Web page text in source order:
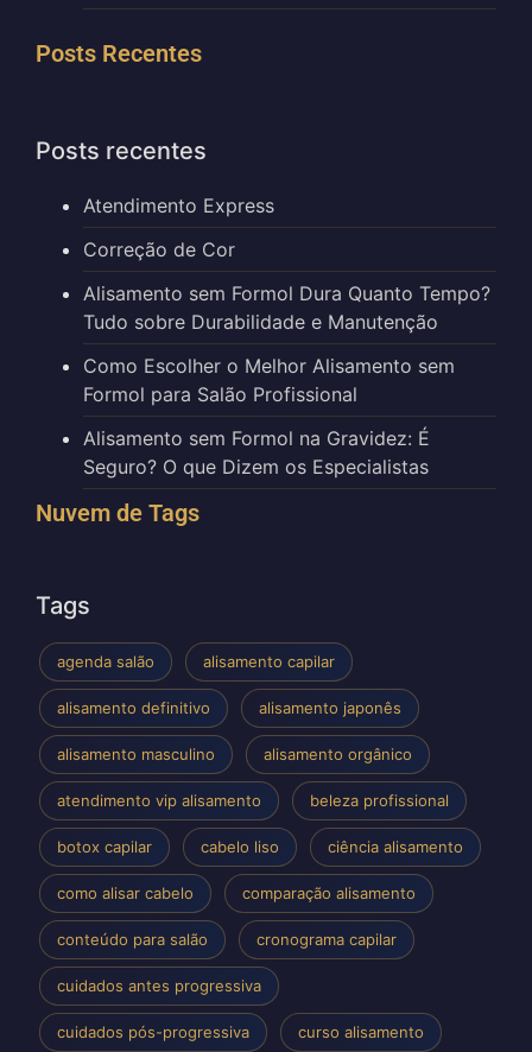
Posts Recentes
Posts recentes
Atendimento Express
Correção de Cor
Alisamento sem Formol Dura Quanto Tempo?
Tudo sobre Durabilidade e Manutenção
Como Escolher o Melhor Alisamento sem
Formol para Salão Profissional
Alisamento sem Formol na Gravidez: É
Seguro? O que Dizem os Especialistas
Nuvem de Tags
Tags
agenda salão alisamento capilar
alisamento definitivo alisamento japonês
alisamento masculino alisamento orgânico
atendimento vip alisamento beleza profissional
botox capilar cabelo liso ciência alisamento
como alisar cabelo comparação alisamento
conteúdo para salão cronograma capilar
cuidados antes progressiva
cuidados pós-progressiva curso alisamento